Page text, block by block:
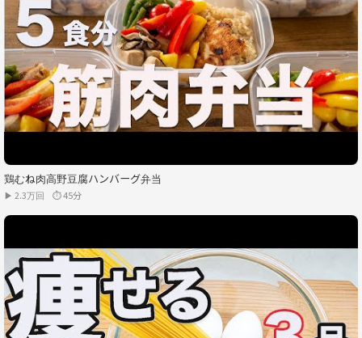
鶏むね肉高野豆腐ハンバーグ弁当
▶ 2.3万回 ⏱ 45分